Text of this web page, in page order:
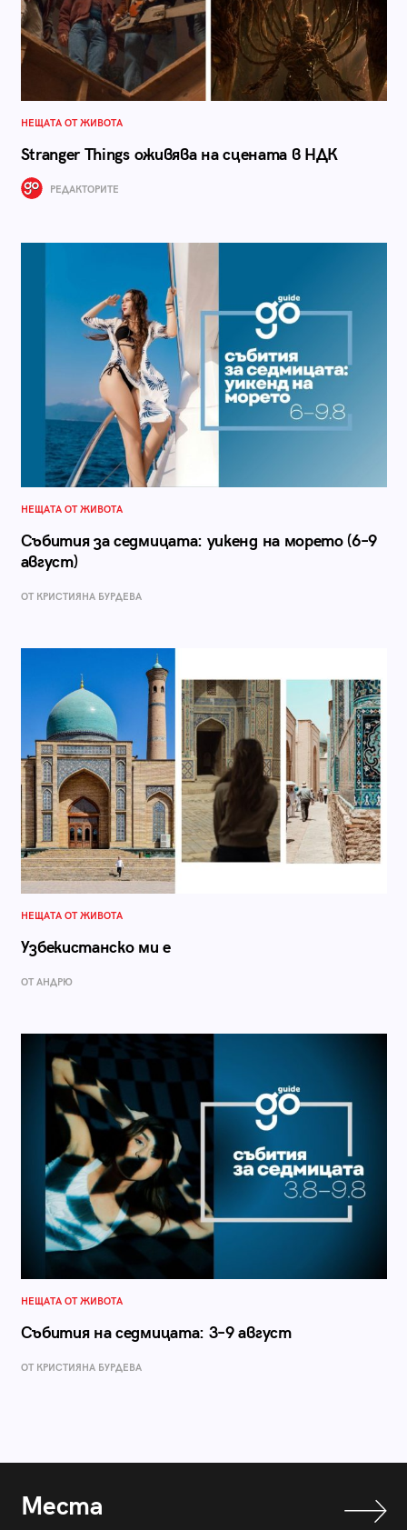
НЕЩАТА ОТ ЖИВОТА
Stranger Things оживява на сцената в НДК
РЕДАКТОРИТЕ
НЕЩАТА ОТ ЖИВОТА
Събития за седмицата: уикенд на морето (6–9
август)
ОТ КРИСТИЯНА БУРДЕВА
НЕЩАТА ОТ ЖИВОТА
Узбекистанско ми е
ОТ АНДРЮ
НЕЩАТА ОТ ЖИВОТА
Събития на седмицата: 3–9 август
ОТ КРИСТИЯНА БУРДЕВА
Места